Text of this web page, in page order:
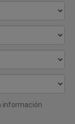
información